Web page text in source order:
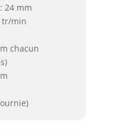
24 mm
tr/min
chacun